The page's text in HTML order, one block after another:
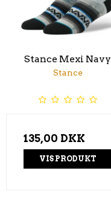
Stance Mexi Navy
Stance
135,00 DKK
VIS PRODUKT